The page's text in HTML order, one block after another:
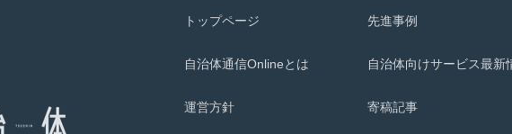
トップページ
自治体通信Onlineとは
運営方針
先進事例
自治体向けサービス最新
寄稿記事